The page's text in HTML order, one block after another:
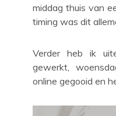
middag thuis van
timing was dit
Verder heb ik
gewerkt,
online gegooid en